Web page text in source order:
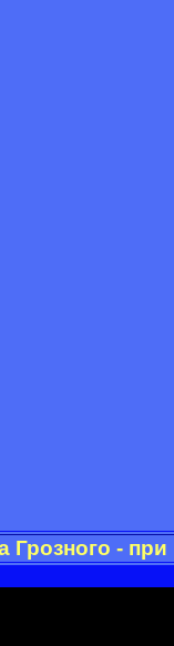
Грозного -